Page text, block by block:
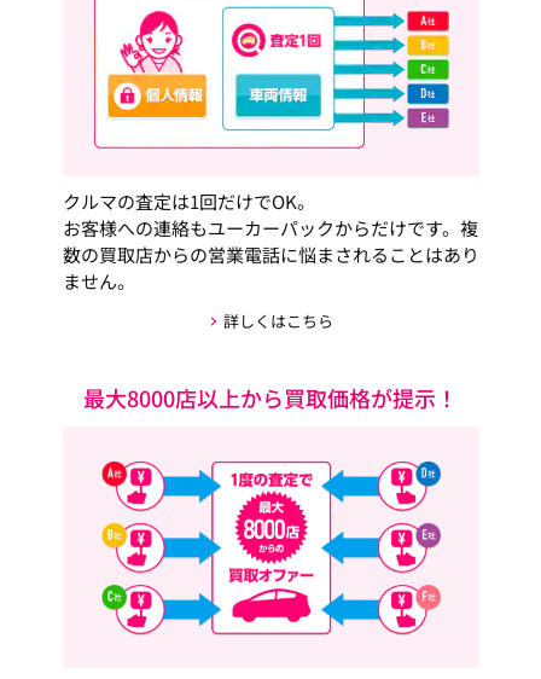
クルマの査定は1回だけでOK。
お客様への連絡もユーカーパックからだけです。複
数の買取店からの営業電話に悩まされることはあり
ません。
詳しくはこちら
最大8000店以上から買取価格が提示！